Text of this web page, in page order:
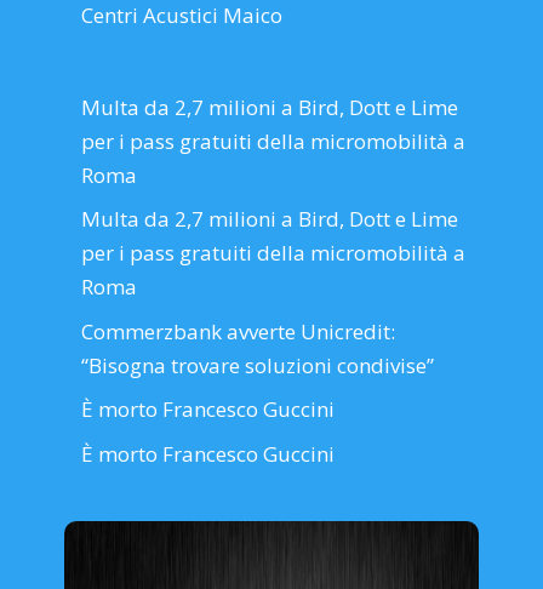
Centri Acustici Maico
Multa da 2,7 milioni a Bird, Dott e Lime
per i pass gratuiti della micromobilità a
Roma
Multa da 2,7 milioni a Bird, Dott e Lime
per i pass gratuiti della micromobilità a
Roma
Commerzbank avverte Unicredit:
“Bisogna trovare soluzioni condivise”
È morto Francesco Guccini
È morto Francesco Guccini